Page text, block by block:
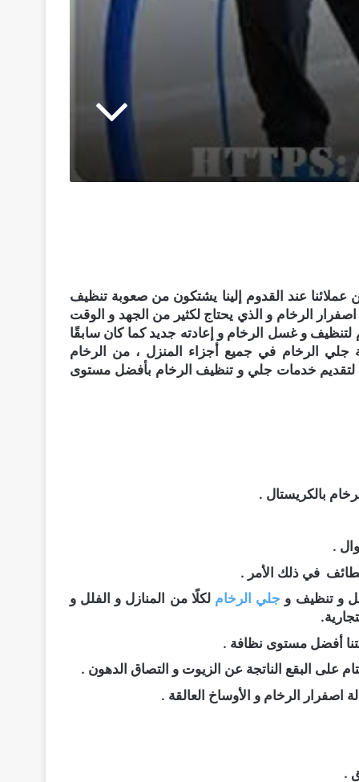
عند القدوم إلينا يشتكون من صعوبة تنظيف
الرخام و الذي يحتاج لكثير من الجهد و الوقت
لتنظيف و غسل الرخام و إعادته جديد كما كان سابقًا
الرخام في جميع أجزاء المنزل ، من الرخام
لتقديم خدمات جلي و تنظيف الرخام بأفضل مستوى
بالكريستال .
.
في ذلك الأمر .
و تنظيف و جلي الرخام لكلًا من المنازل و الفلل و
أفضل مستوى نظافة .
على البقع الناتجة عن الزيوت و التصاق الدهون .
اصفرار الرخام و الأوساخ العالقة .
.